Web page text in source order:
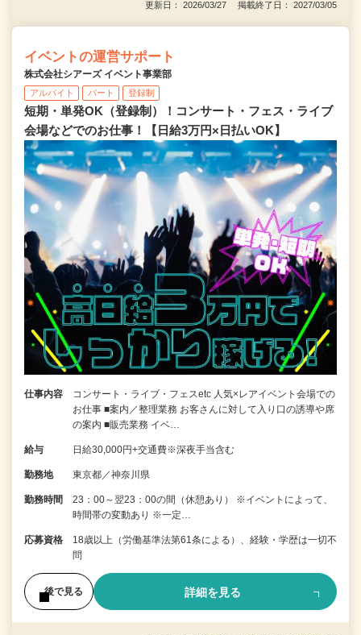
更新日： 2026/03/27 掲載終了日： 2027/03/05
イベントの運営サポート
株式会社シアーズ イベント事業部
アルバイト パート 登録制
短期・単発OK（登録制）！コンサート・フェス・ライブ
会場などでのお仕事！【日給3万円×日払いOK】
仕事内容
コンサート・ライブ・フェスetc 人気×レアイベント会場での
お仕事 ■案内／整理業務 お客さんに対して入り口の誘導や席
の案内 ■販売業務 イベ…
給与 日給30,000円+交通費※深夜手当含む
勤務地 東京都／神奈川県
勤務時間
23：00～翌23：00の間（休憩あり） ※イベントによって、
時間帯の変動あり ※一定…
応募資格
18歳以上（労働基準法第61条による）、経験・学歴は一切不
問
後で見る 詳細を見る